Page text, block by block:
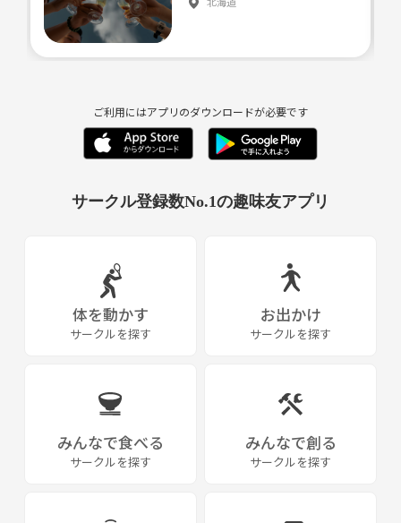
ご利用にはアプリのダウンロードが必要です
サークル登録数No.1の趣味友アプリ
体を動かす
サークルを探す
お出かけ
サークルを探す
みんなで食べる
サークルを探す
みんなで創る
サークルを探す